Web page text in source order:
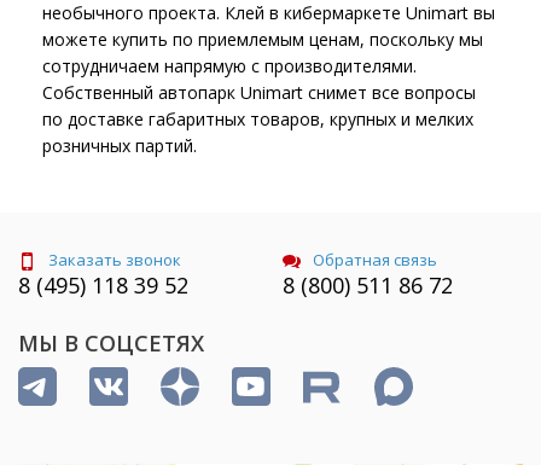
необычного проекта. Клей в кибермаркете Unimart вы
можете купить по приемлемым ценам, поскольку мы
сотрудничаем напрямую с производителями.
Собственный автопарк Unimart снимет все вопросы
по доставке габаритных товаров, крупных и мелких
розничных партий.
Заказать звонок
8 (495) 118 39 52
Обратная связь
8 (800) 511 86 72
МЫ В СОЦСЕТЯХ